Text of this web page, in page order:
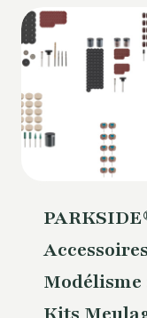
Accessoires
Modélisme